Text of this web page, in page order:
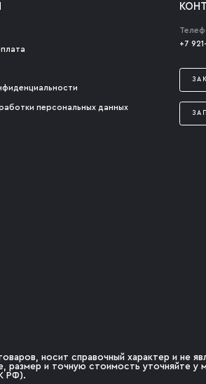
персональных данных
+7
носит справочный характер и не
размер и точную стоимость
РФ).